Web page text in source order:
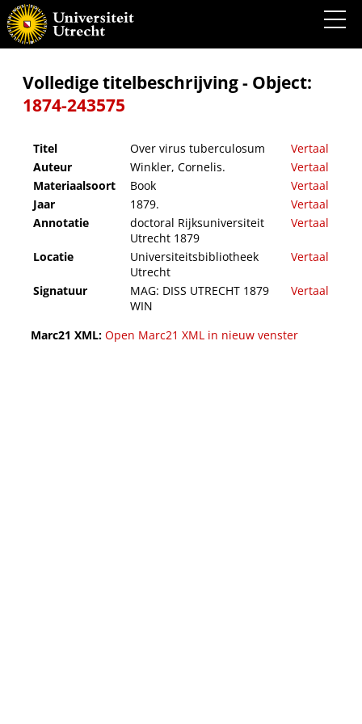
Over virus tuberculosum
Volledige titelbeschrijving - Object:
1874-243575
Titel Over virus tuberculosum
Vertaal
Auteur
Winkler, Cornelis.
Vertaal
Materiaalsoort
Book
Vertaal
Jaar
1879.
Vertaal
Annotatie
doctoral Rijksuniversiteit
Utrecht 1879
Vertaal
Locatie
Universiteitsbibliotheek
Utrecht
Vertaal
Signatuur
MAG: DISS UTRECHT 1879
WIN
Vertaal
Marc21 XML: Open Marc21 XML in nieuw venster